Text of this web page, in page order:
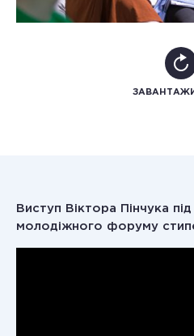
Виступ Віктора Пінчука
молодіжного форуму